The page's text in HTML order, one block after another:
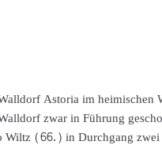
Astoria im
zwar in Führung
(66.) in Durchgang